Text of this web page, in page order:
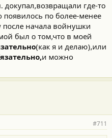
докупал,возвращали где-то
появилось по более-менее
после начала войнушки
был о том,что в моей
(как я и делаю),или
и можно
#711